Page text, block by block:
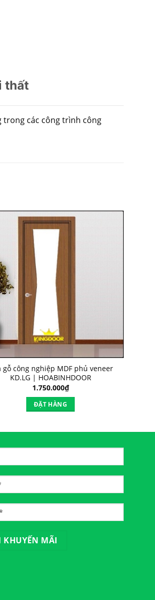
thất
trong các công trình công
gỗ công nghiệp MDF phủ veneer
KD.LG | HOABINHDOOR
1.750.000₫
ĐẶT HÀNG